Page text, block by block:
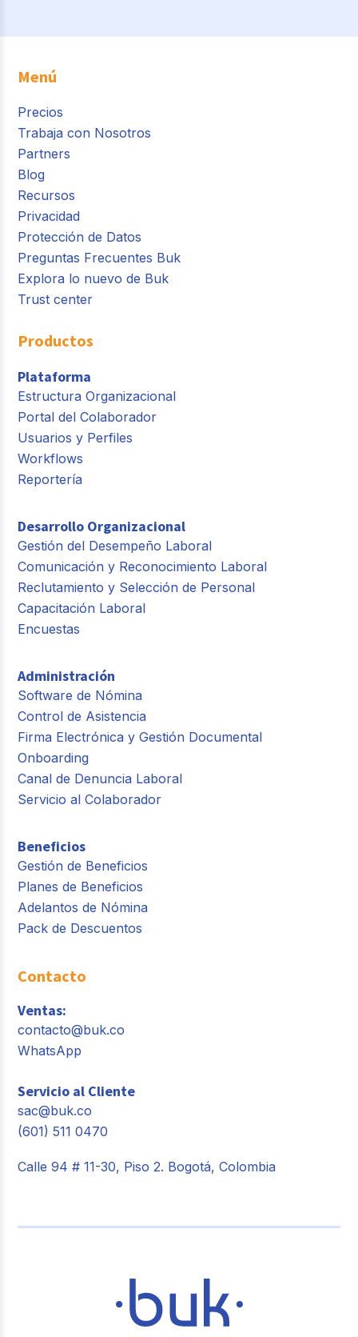
Menú
Precios
Trabaja con Nosotros
Partners
Blog
Recursos
Privacidad
Protección de Datos
Preguntas Frecuentes Buk
Explora lo nuevo de Buk
Trust center
Productos
Plataforma
Estructura Organizacional
Portal del Colaborador
Usuarios y Perfiles
Workflows
Reportería
Desarrollo Organizacional
Gestión del Desempeño Laboral
Comunicación y Reconocimiento Laboral
Reclutamiento y Selección de Personal
Capacitación Laboral
Encuestas
Administración
Software de Nómina
Control de Asistencia
Firma Electrónica y Gestión Documental
Onboarding
Canal de Denuncia Laboral
Servicio al Colaborador
Beneficios
Gestión de Beneficios
Planes de Beneficios
Adelantos de Nómina
Pack de Descuentos
Contacto
Ventas:
contacto@buk.co
WhatsApp
Servicio al Cliente
sac@buk.co
(601) 511 0470
Calle 94 # 11-30, Piso 2. Bogotá, Colombia